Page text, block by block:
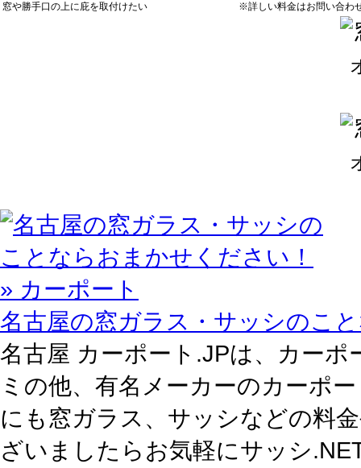
窓や勝手口の上に庇を取付けたい
※詳しい料金はお問い合わ
名古屋の窓ガラス・サッシのこ
名古屋 カーポート.JPは、カーポ
ミの他、有名メーカーのカーポ
にも窓ガラス、サッシなどの料
ざいましたらお気軽にサッシ